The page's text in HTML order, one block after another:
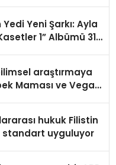
Yeni Şarkı: Ayla
1” Albümü 31
araştırmaya
Maması ve Vegan
hukuk Filistin
uyguluyor